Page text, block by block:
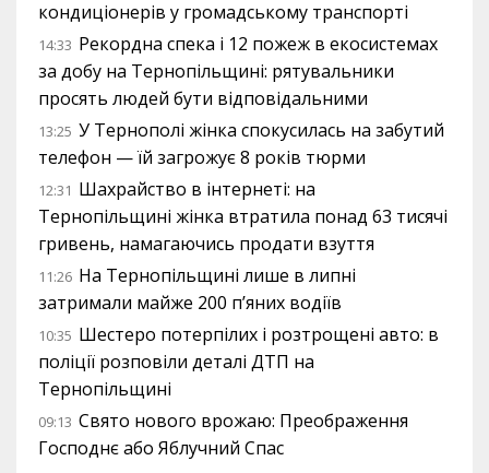
кондиціонерів у громадському транспорті
14:33 Рекордна спека і 12 пожеж в екосистемах
за добу на Тернопільщині: рятувальники
просять людей бути відповідальними
13:25 У Тернополі жінка спокусилась на забутий
телефон — їй загрожує 8 років тюрми
12:31 Шахрайство в інтернеті: на
Тернопільщині жінка втратила понад 63 тисячі
гривень, намагаючись продати взуття
11:26 На Тернопільщині лише в липні
затримали майже 200 п’яних водіїв
10:35 Шестеро потерпілих і розтрощені авто: в
поліції розповіли деталі ДТП на
Тернопільщині
09:13 Свято нового врожаю: Преображення
Господнє або Яблучний Спас